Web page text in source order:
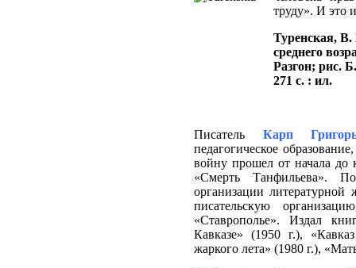
труду». И это
Туренская, В.
среднего
Разгон; рис.
271 с. : ил.
Писатель Карп
педагогическое
войну прошел от начала до
«Смерть Танфильева».
организации литературной
писательскую
«Ставрополье». Издал
Кавказе» (1950 г.),
жаркого лета» (1980 г.),